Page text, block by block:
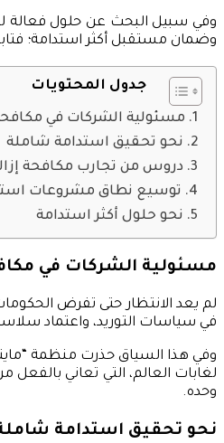
وفي سبيل البحث عن حلول فعالة
وضمان مستقبل أكثر استدامة؛
جدول المحتويات
مسئولية الشركات في مكافحة
نحو تحقيق استدامة شاملة
دروس من تجارب مكافحة
توسيع نطاق مشروعات
نحو حلول أكثر استدامة
مسئولية الشركات في
لم يعد الانتظار حتى تفرض
في سياسات التوريد، واعتماد
وفي هذا السياق حذرت منظمة
وحده.
نحو تحقيق استدامة